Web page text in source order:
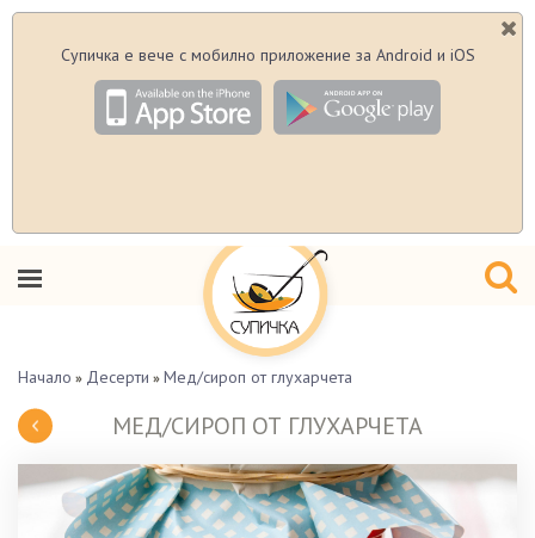
Супичка е вече с мобилно приложение за Android и iOS
Начало » Десерти » Мед/сироп от глухарчета
МЕД/СИРОП ОТ ГЛУХАРЧЕТА